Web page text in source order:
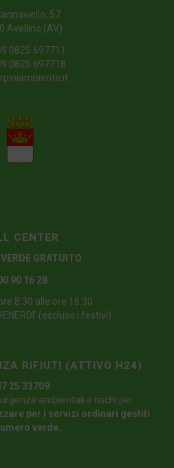
57
Avellino (AV)
0825 697711
0825 697718
CENTER
GRATUITO
90 16 28
8:30 alle ore 16:30
(escluso i festivi)
RIFIUTI (ATTIVO H24)
25 33709
ambientali e rischi per
per i servizi ordinari gestiti
verde.